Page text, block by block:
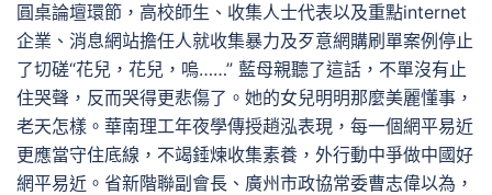
圓桌論壇環節，高校師生、收集人士代表以及重點internet
企業、消息網站擔任人就收集暴力及歹意網購刷單案例停止
了切磋“花兒，花兒，嗚……” 藍母親聽了這話，不單沒有止
住哭聲，反而哭得更悲傷了。她的女兒明明那麼美麗懂事，
老天怎樣。華南理工年夜學傳授趙泓表現，每一個網平易近
更應當守住底線，不竭錘煉收集素養，外行動中爭做中國好
網平易近。省新階聯副會長、廣州市政協常委曹志偉以為，